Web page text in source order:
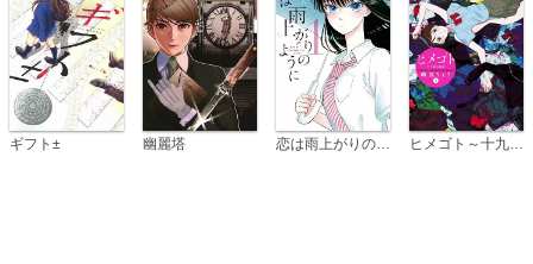
ギフト± 幽麗塔 ヒメゴト～十九歳の制服～